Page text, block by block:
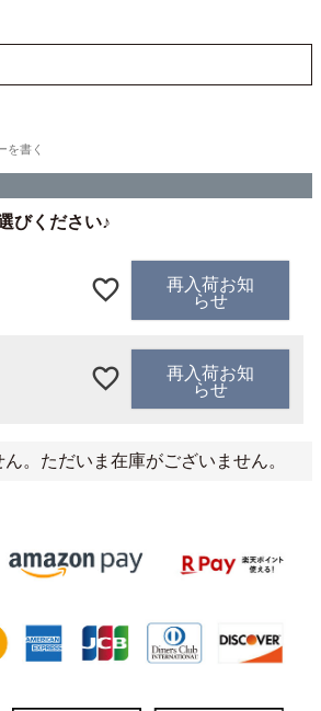
を書く
びください♪
再入荷お知
らせ
再入荷お知
らせ
。ただいま在庫がございません。